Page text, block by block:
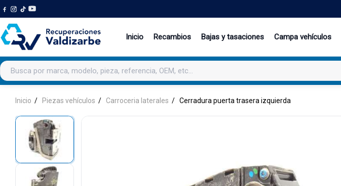
Inicio Recambios Bajas y tasaciones Campa vehículos
Buscar productos
Inicio Piezas vehículos Carroceria laterales Cerradura puerta trasera izquierda